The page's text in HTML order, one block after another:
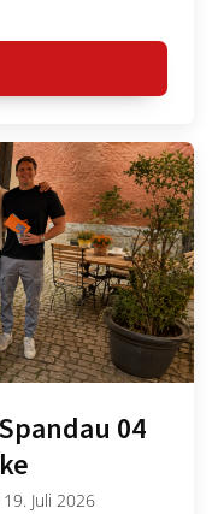
04
19. Juli 2026